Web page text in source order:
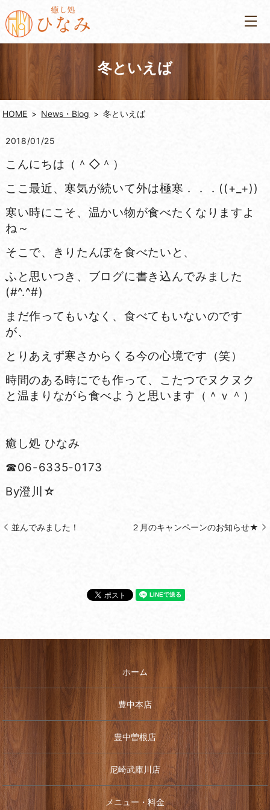
冬といえば
HOME News・Blog 冬といえば
2018/01/25
こんにちは（＾◇＾）
ここ最近、寒気が続いて外は極寒．．．((+_+))
寒い時にこそ、温かい物が食べたくなりますよ
ね～
そこで、きりたんぽを食べたいと、
ふと思いつき、ブログに書き込んでみました
(#^.^#)
まだ作ってもいなく、食べてもいないのです
が、
とりあえず寒さからくる今の心境です（笑）
時間のある時にでも作って、こたつでヌクヌク
と温まりながら食べようと思います（＾ｖ＾）
癒し処 ひなみ
☎06-6335-0173
By澄川☆
並んでみました！ ２月のキャンペーンのお知らせ★
ホーム
豊中本店
豊中曽根店
尼崎武庫川店
メニュー・料金